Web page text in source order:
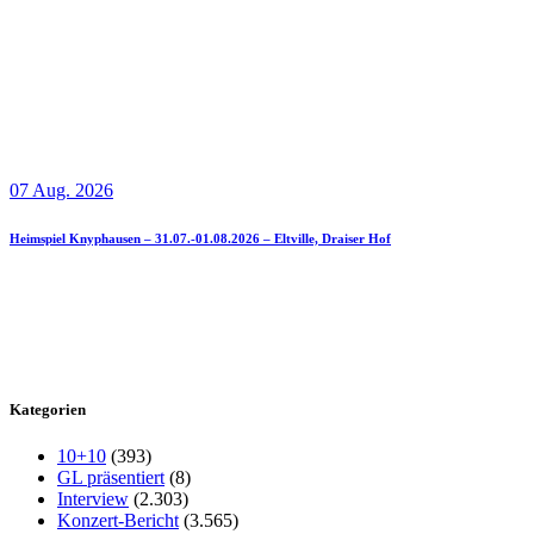
07 Aug. 2026
Heimspiel Knyphausen – 31.07.-01.08.2026 – Eltville, Draiser Hof
Kategorien
10+10 (393)
GL präsentiert (8)
Interview (2.303)
Konzert-Bericht (3.565)